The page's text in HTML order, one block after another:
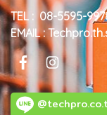
TEL : 08-5595-
EMAIL :